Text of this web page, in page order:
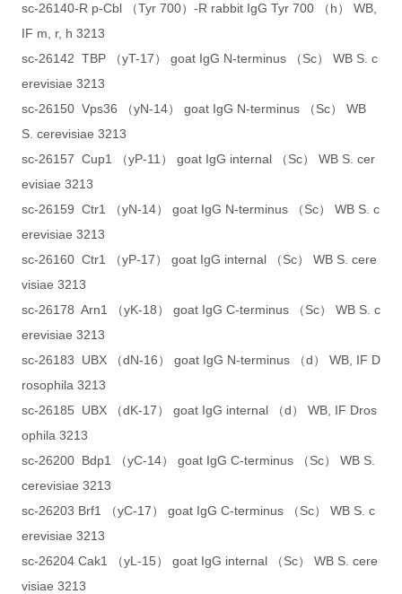
sc-26140-R p-Cbl （Tyr 700）-R rabbit IgG Tyr 700 （h） WB,
IF m, r, h 3213
sc-26142 TBP （yT-17） goat IgG N-terminus （Sc） WB S. c
erevisiae 3213
sc-26150 Vps36 （yN-14） goat IgG N-terminus （Sc） WB
S. cerevisiae 3213
sc-26157 Cup1 （yP-11） goat IgG internal （Sc） WB S. cer
evisiae 3213
sc-26159 Ctr1 （yN-14） goat IgG N-terminus （Sc） WB S. c
erevisiae 3213
sc-26160 Ctr1 （yP-17） goat IgG internal （Sc） WB S. cere
visiae 3213
sc-26178 Arn1 （yK-18） goat IgG C-terminus （Sc） WB S. c
erevisiae 3213
sc-26183 UBX （dN-16） goat IgG N-terminus （d） WB, IF D
rosophila 3213
sc-26185 UBX （dK-17） goat IgG internal （d） WB, IF Dros
ophila 3213
sc-26200 Bdp1 （yC-14） goat IgG C-terminus （Sc） WB S.
cerevisiae 3213
sc-26203 Brf1 （yC-17） goat IgG C-terminus （Sc） WB S. c
erevisiae 3213
sc-26204 Cak1 （yL-15） goat IgG internal （Sc） WB S. cere
visiae 3213